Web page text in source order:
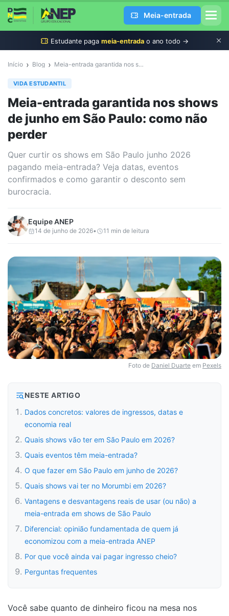
Meia-entrada
Estudante paga meia-entrada o ano todo →
Início › Blog › Meia-entrada garantida nos shows de junho em São Paulo: como não perder
VIDA ESTUDANTIL
Meia-entrada garantida nos shows
de junho em São Paulo: como não
perder
Quer curtir os shows em São Paulo junho 2026
pagando meia-entrada? Veja datas, eventos
confirmados e como garantir o desconto sem
burocracia.
EquipeANEP
14 de junho de 2026• 11 min de leitura
Foto de Daniel Duarte em Pexels
NESTE ARTIGO
Dados concretos: valores de ingressos, datas e
economia real
Quais shows vão ter em São Paulo em 2026?
Quais eventos têm meia-entrada?
O que fazer em São Paulo em junho de 2026?
Quais shows vai ter no Morumbi em 2026?
Vantagens e desvantagens reais de usar (ou não) a
meia-entrada em shows de São Paulo
Diferencial: opinião fundamentada de quem já
economizou com a meia-entrada ANEP
Por que você ainda vai pagar ingresso cheio?
Perguntas frequentes
Você sabe quanto de dinheiro ficou na mesa nos